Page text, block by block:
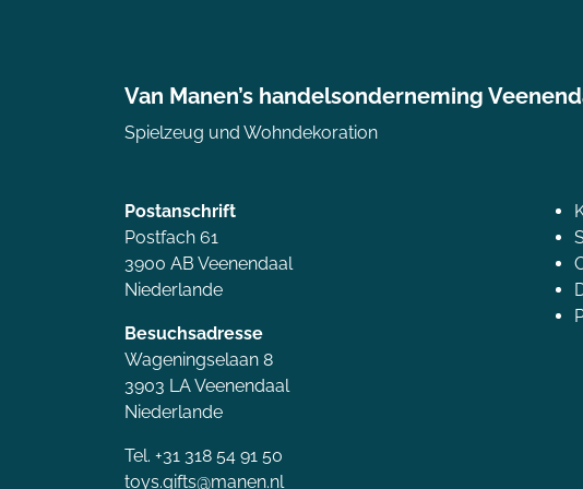
Van Manen’s handelsonderneming
Spielzeug und Wohndekoration
Postanschrift
Postfach 61
3900 AB Veenendaal
Niederlande
Besuchsadresse
Wageningselaan 8
3903 LA Veenendaal
Niederlande
Tel. +31 318 54 91 50
toys.gifts@manen.nl